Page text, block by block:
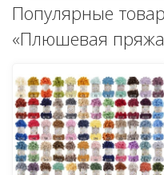
Популярные
«Плюшевая пряжа